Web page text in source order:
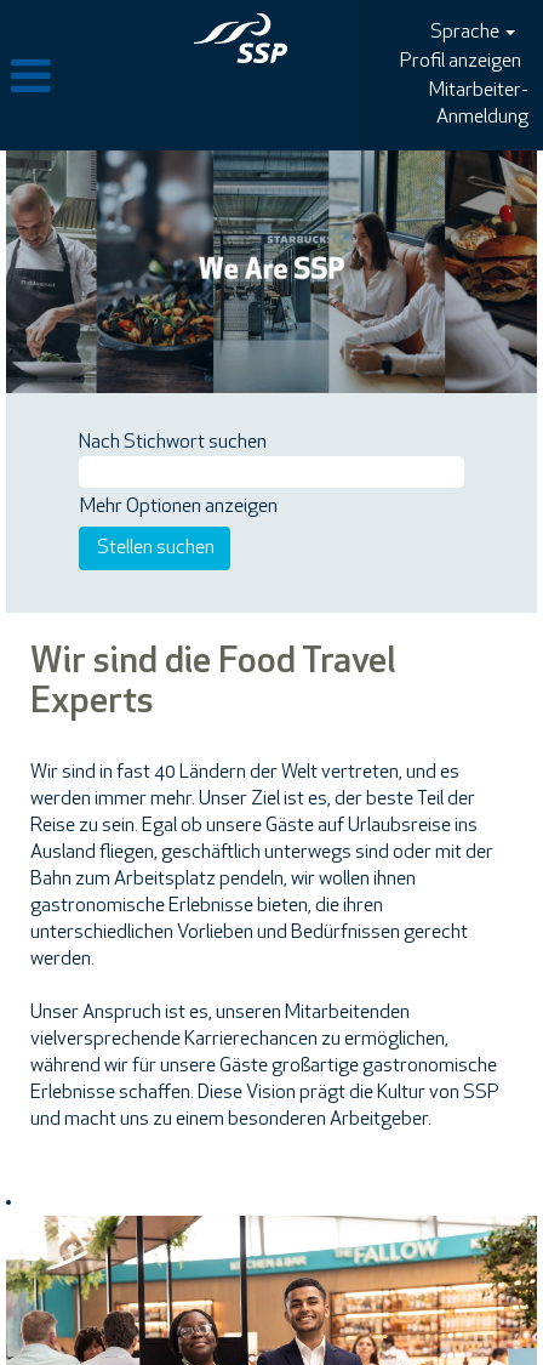
Sprache
Profil anzeigen
Mitarbeiter-
Anmeldung
Nach Stichwort suchen
Mehr Optionen anzeigen
Wir sind die Food Travel
Experts
Wir sind in fast 40 Ländern der Welt vertreten, und es
werden immer mehr. Unser Ziel ist es, der beste Teil der
Reise zu sein. Egal ob unsere Gäste auf Urlaubsreise ins
Ausland fliegen, geschäftlich unterwegs sind oder mit der
Bahn zum Arbeitsplatz pendeln, wir wollen ihnen
gastronomische Erlebnisse bieten, die ihren
unterschiedlichen Vorlieben und Bedürfnissen gerecht
werden.
Unser Anspruch ist es, unseren Mitarbeitenden
vielversprechende Karrierechancen zu ermöglichen,
während wir für unsere Gäste großartige gastronomische
Erlebnisse schaffen. Diese Vision prägt die Kultur von SSP
und macht uns zu einem besonderen Arbeitgeber.